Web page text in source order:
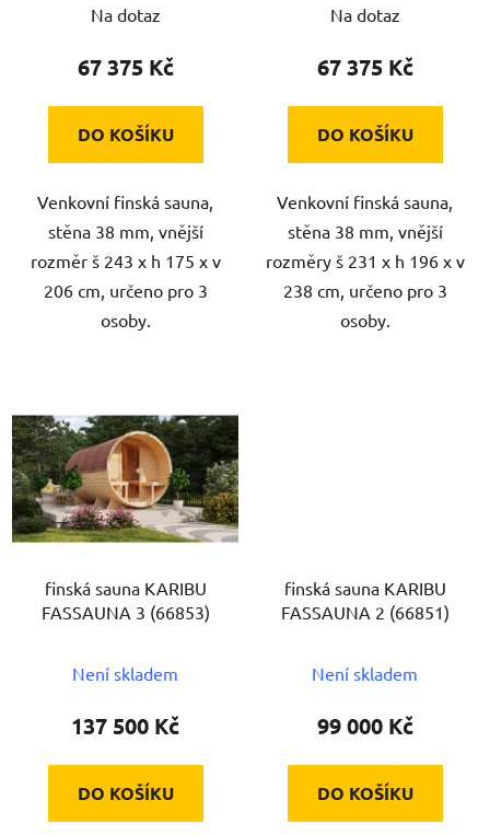
Na dotaz
67 375 Kč
DO KOŠÍKU
Venkovní finská sauna,
stěna 38 mm, vnější
rozměr š 243 x h 175 x v
206 cm, určeno pro 3
osoby.
Na dotaz
67 375 Kč
DO KOŠÍKU
Venkovní finská sauna,
stěna 38 mm, vnější
rozměry š 231 x h 196 x v
238 cm, určeno pro 3
osoby.
finská sauna KARIBU
FASSAUNA 3 (66853)
Není skladem
137 500 Kč
DO KOŠÍKU
finská sauna KARIBU
FASSAUNA 2 (66851)
Není skladem
99 000 Kč
DO KOŠÍKU